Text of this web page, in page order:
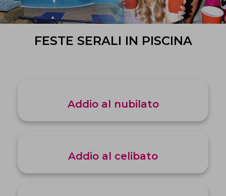
FESTE SERALI IN PISCINA
Addio al nubilato
Addio al celibato